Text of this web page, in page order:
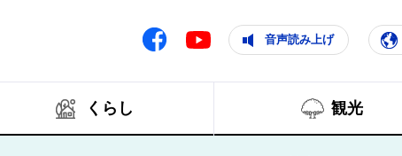
人と自然が響きあいともに輝く住みよいまち
Facebook Youtube 音声読み上げ
くらし 観光